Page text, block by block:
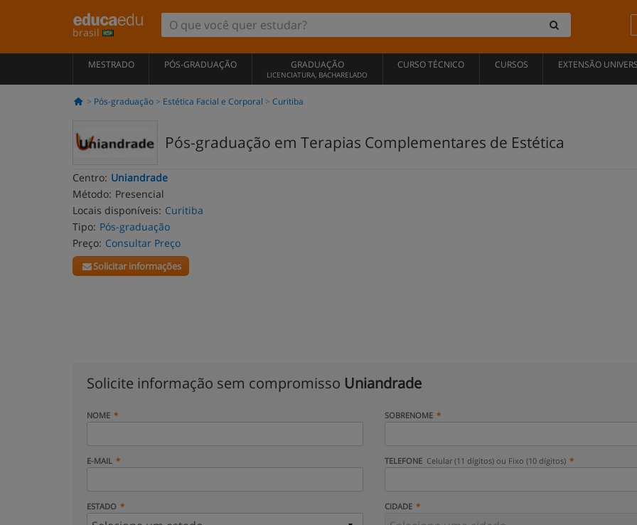
brasil
MESTRADO PÓS-GRADUAÇÃO GRADUAÇÃO
LICENCIATURA, BACHARELADO
CURSO TÉCNICO CURSOS EXTENSÃO
Pós-graduação Estética Facial e Corporal Curitiba
Pós-graduação em Terapias Complementares de Estética
Centro: Uniandrade
Método: Presencial
Locais disponíveis: Curitiba
Tipo: Pós-graduação
Preço: Consultar Preço
Solicitar informações
Solicite informação sem compromisso Uniandrade
NOME SOBRENOME
E-MAIL TELEFONE Celular (11 dígitos) ou Fixo (10 dígitos)
ESTADO CIDADE